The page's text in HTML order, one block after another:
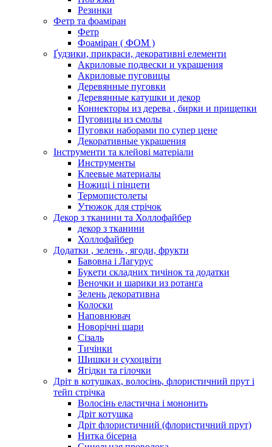
Резинки
Фетр та фоаміран
Фетр
Фоаміран ( ФОМ )
Ґудзики, прикраси, декоративні елементи
Акриловые подвески и украшения
Акриловые пуговицы
Деревянные пуговки
Деревянные катушки и декор
Коннекторы из дерева , бирки и прищепки
Пуговицы из смолы
Пуговки наборами по супер цене
Декоративные украшения
Інструменти та клейові матеріали
Инструменты
Клеевые материалы
Ножиці і пінцети
Термопистолеты
Утюжок для стрічок
Декор з тканини та Холлофайбер
декор з тканини
Холлофайбер
Додатки , зелень , ягоди, фрукти
Бавовна і Лагурус
Букети складних тичінок та додатки
Веночки и шарики из ротанга
Зелень декоративна
Колоски
Наповнювач
Новорічні шари
Сізаль
Тичінки
Шишки и сухоцвіти
Ягідки та гілочки
Дріт в котушках, волосінь, флористичний прут і
тейп стрічка
Волосінь еластична і мононить
Дріт котушка
Дріт флористичний (флористичний прут)
Нитка бісерна